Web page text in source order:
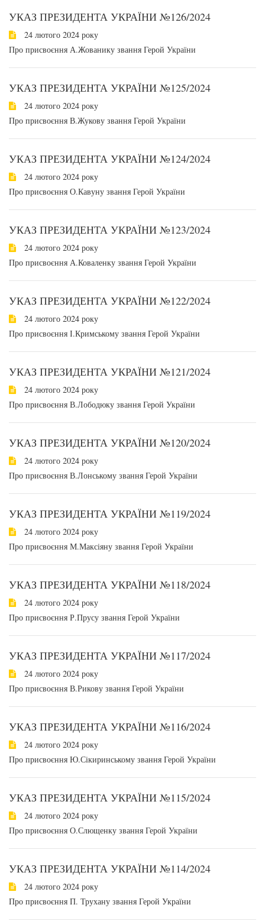
УКАЗ ПРЕЗИДЕНТА УКРАЇНИ №126/2024
24 лютого 2024 року
Про присвоєння А.Жованику звання Герой України
УКАЗ ПРЕЗИДЕНТА УКРАЇНИ №125/2024
24 лютого 2024 року
Про присвоєння В.Жукову звання Герой України
УКАЗ ПРЕЗИДЕНТА УКРАЇНИ №124/2024
24 лютого 2024 року
Про присвоєння О.Кавуну звання Герой України
УКАЗ ПРЕЗИДЕНТА УКРАЇНИ №123/2024
24 лютого 2024 року
Про присвоєння А.Коваленку звання Герой України
УКАЗ ПРЕЗИДЕНТА УКРАЇНИ №122/2024
24 лютого 2024 року
Про присвоєння І.Кримському звання Герой України
УКАЗ ПРЕЗИДЕНТА УКРАЇНИ №121/2024
24 лютого 2024 року
Про присвоєння В.Лободюку звання Герой України
УКАЗ ПРЕЗИДЕНТА УКРАЇНИ №120/2024
24 лютого 2024 року
Про присвоєння В.Лонському звання Герой України
УКАЗ ПРЕЗИДЕНТА УКРАЇНИ №119/2024
24 лютого 2024 року
Про присвоєння М.Максіяну звання Герой України
УКАЗ ПРЕЗИДЕНТА УКРАЇНИ №118/2024
24 лютого 2024 року
Про присвоєння Р.Прусу звання Герой України
УКАЗ ПРЕЗИДЕНТА УКРАЇНИ №117/2024
24 лютого 2024 року
Про присвоєння В.Рикову звання Герой України
УКАЗ ПРЕЗИДЕНТА УКРАЇНИ №116/2024
24 лютого 2024 року
Про присвоєння Ю.Сікиринському звання Герой України
УКАЗ ПРЕЗИДЕНТА УКРАЇНИ №115/2024
24 лютого 2024 року
Про присвоєння О.Слющенку звання Герой України
УКАЗ ПРЕЗИДЕНТА УКРАЇНИ №114/2024
24 лютого 2024 року
Про присвоєння П. Трухану звання Герой України